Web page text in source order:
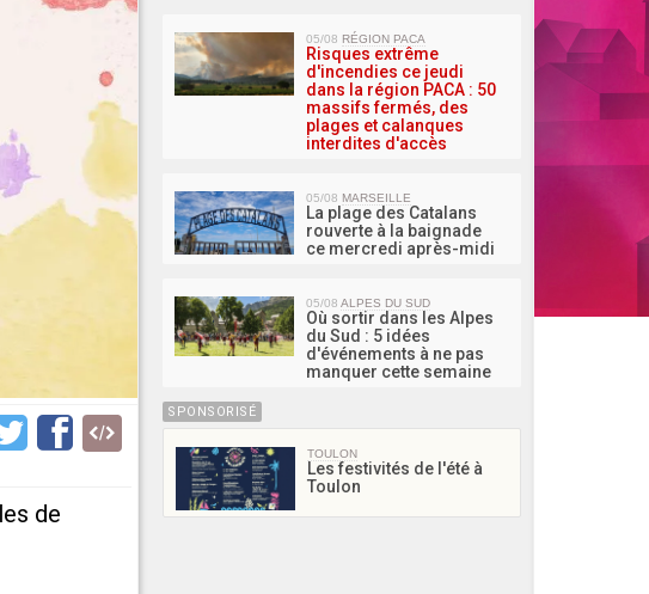
de
05/08 RÉGION PACA
Risques extrême
d'incendies ce jeudi
dans la région PACA : 50
massifs fermés, des
plages et calanques
interdites d'accès
05/08 MARSEILLE
La plage des Catalans
rouverte à la baignade
ce mercredi après-midi
05/08 ALPES DU SUD
Où sortir dans les Alpes
du Sud : 5 idées
d'événements à ne pas
manquer cette semaine
SPONSORISÉ
TOULON
Les festivités de l'été à
Toulon